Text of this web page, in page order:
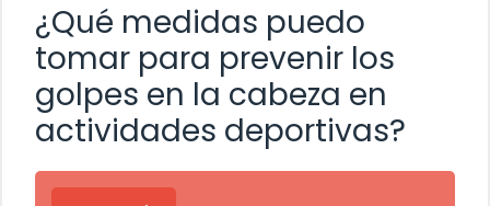
¿Qué medidas puedo
tomar para prevenir los
golpes en la cabeza en
actividades deportivas?